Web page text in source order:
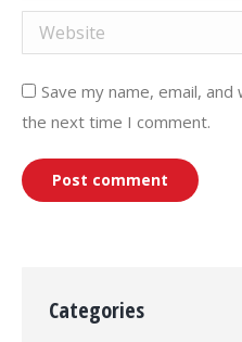
Website
Save my name, email,
the next time I comment.
Post comment
Categories